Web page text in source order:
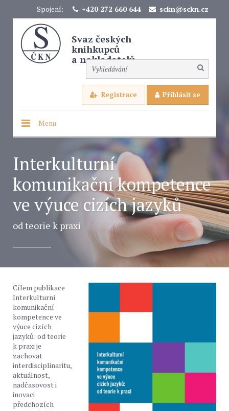
Spojení: +420 272 660 644 sckn@sckn.cz
Svaz českých
knihkupců
a nakladatelů
Registrace Přihlásit se
Menu
Interkulturní
komunikační kompetence
ve výuce cizích jazyků
od teorie k praxi
Cílem publikace
Interkulturní
komunikační
kompetence ve
výuce cizích
jazyků: od teorie
k praxi je
zachovat
interdisciplinaritu,
aktuálnost,
nadčasovost i
inovaci
předchozích